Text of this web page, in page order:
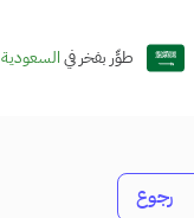
طوِّر بفخر فيالسعودية
رجوع